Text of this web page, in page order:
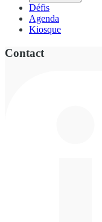
Défis
Agenda
Kiosque
Contact